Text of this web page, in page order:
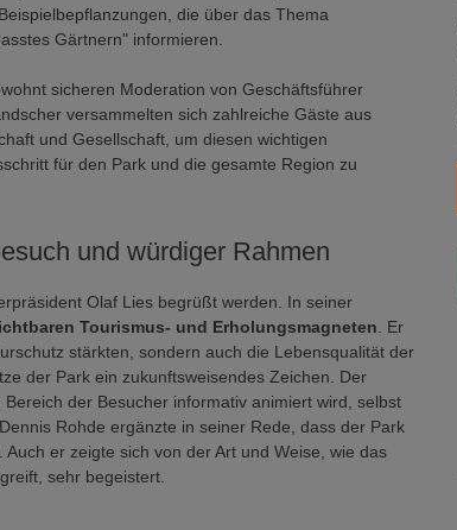
die über das Thema
Gärtnern" informieren.
sicheren Moderation von Geschäftsführer
versammelten sich zahlreiche Gäste aus
und Gesellschaft, um diesen wichtigen
für den Park und die gesamte Region zu
und würdiger Rahmen
Olaf Lies begrüßt werden. In seiner
Tourismus- und Erholungsmagneten . Er
stärkten, sondern auch die Lebensqualität der
der Park ein zukunftsweisendes Zeichen. Der
der Besucher informativ animiert wird, selbst
Rohde ergänzte in seiner Rede, dass der Park
er zeigte sich von der Art und Weise, wie das
sehr begeistert.